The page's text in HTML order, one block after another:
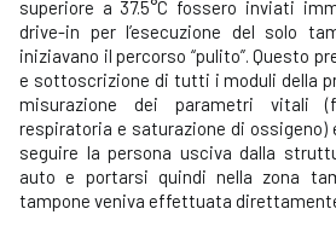
superiore a 37.5°C fossero inviati
drive-in per l’esecuzione del solo
iniziavano il percorso “pulito”. Questo
e sottoscrizione di tutti i moduli della
misurazione dei parametri vitali
respiratoria e saturazione di ossigeno)
seguire la persona usciva dalla
auto e portarsi quindi nella zona
tampone veniva effettuata